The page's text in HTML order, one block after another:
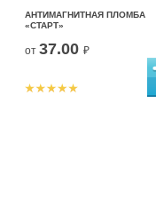
АНТИМАГНИТНАЯ ПЛОМБА
«СТАРТ»
от 37.00 ₽